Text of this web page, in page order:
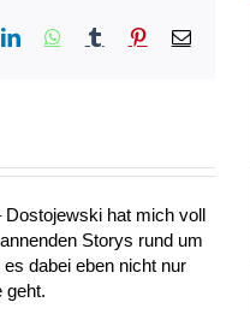
LinkedInWhatsApp
TumblrPinterest
E-
Dostojewski hat mich voll
Storys rund um
dabei eben nicht nur
geht.